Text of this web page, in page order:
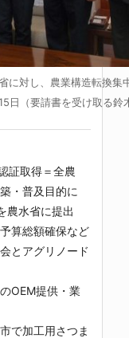
に対し、農業構造転換集
日（要請書を受け取る鈴
証取得＝全農
・普及目的に
農水省に提出
算総額確保など
とアグリノード
OEM提供・業
で加工用さつま